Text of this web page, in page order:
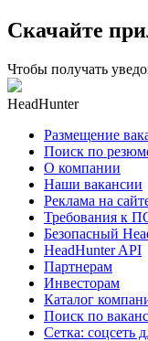
Скачайте
Чтобы получать
HeadHunter
Размещение
Поиск по
О компании
Наши вакансии
Реклама на
Требования к
Безопасный
HeadHunter API
Партнерам
Инвесторам
Каталог
Поиск по
Сетка: соцсеть